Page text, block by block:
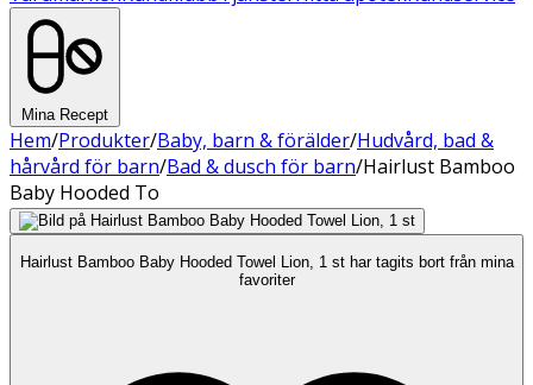
Mina Recept
Hem/Produkter/Baby, barn & förälder/Hudvård, bad &
hårvård för barn/Bad & dusch för barn/Hairlust Bamboo
Baby Hooded To
Hairlust Bamboo Baby Hooded Towel Lion, 1 st har tagits bort från mina
favoriter